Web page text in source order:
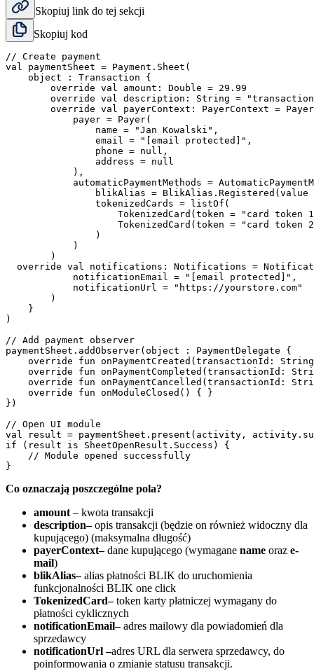
Skopiuj link do tej sekcji
Skopiuj kod
// Create payment
val paymentSheet = Payment.Sheet(
    object : Transaction {
        override val amount: Double = 29.99
override val description: String =
override val payerContext: PayerContext =
            payer = Payer(
                name = "Jan Kowalski",
                email = "[email protected]",
                phone = null,
                address = null
            ),
automaticPaymentMethods =
blikAlias =
                tokenizedCards = listOf(
TokenizedCard(token = "card token
TokenizedCard(token = "card token
                )
            )
        )
override val notifications: Notifications =
            notificationEmail = "[email protected]",
            notificationUrl = "https://yourstore.com"
        )
    }
)
// Add payment observer
paymentSheet.addObserver(object : PaymentDelegate {
override fun onPaymentCreated(transactionId:
override fun onPaymentCompleted(transactionId:
override fun onPaymentCancelled(transactionId:
    override fun onModuleClosed() { }
})
// Open UI module
val result = paymentSheet.present(activity,
if (result is SheetOpenResult.Success) {
    // Module opened successfully
Co oznaczają poszczególne pola?
amount – kwota transakcji
description–opis transakcji (będzie on również widoczny dla
kupującego) (maksymalna długość)
payerContext–dane kupującego (wymagane name oraz e-
mail)
blikAlias–alias płatności BLIK do uruchomienia
funkcjonalności BLIK one click
TokenizedCard–token karty płatniczej wymagany do
płatności cyklicznych
notificationEmail–adres mailowy dla powiadomień dla
sprzedawcy
notificationUrl–adres URL dla serwera sprzedawcy, do
poinformowania o zmianie statusu transakcji.